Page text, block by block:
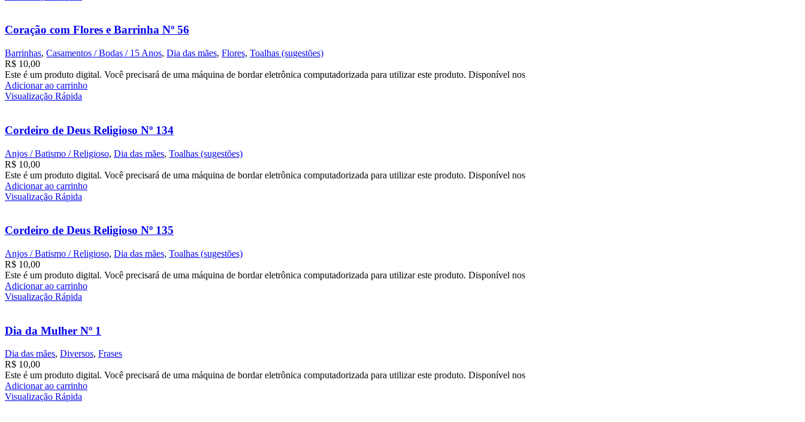
Coração com Flores e Barrinha Nº 56
Barrinhas, Casamentos / Bodas / 15 Anos, Dia das mães, Flores, Toalhas (sugestões)
R$ 10,00
Este é um produto digital. Você precisará de uma máquina de bordar eletrônica computadorizada para utilizar este produto. Disponível nos
Adicionar ao carrinho
Visualização Rápida
Cordeiro de Deus Religioso Nº 134
Anjos / Batismo / Religioso, Dia das mães, Toalhas (sugestões)
R$ 10,00
Este é um produto digital. Você precisará de uma máquina de bordar eletrônica computadorizada para utilizar este produto. Disponível nos
Adicionar ao carrinho
Visualização Rápida
Cordeiro de Deus Religioso Nº 135
Anjos / Batismo / Religioso, Dia das mães, Toalhas (sugestões)
R$ 10,00
Este é um produto digital. Você precisará de uma máquina de bordar eletrônica computadorizada para utilizar este produto. Disponível nos
Adicionar ao carrinho
Visualização Rápida
Dia da Mulher Nº 1
Dia das mães, Diversos, Frases
R$ 10,00
Este é um produto digital. Você precisará de uma máquina de bordar eletrônica computadorizada para utilizar este produto. Disponível nos
Adicionar ao carrinho
Visualização Rápida